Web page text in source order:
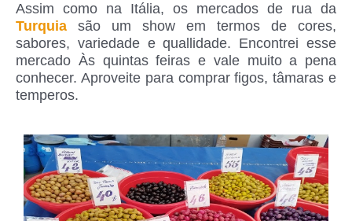
Assim como na Itália, os mercados de rua da
Turquia são um show em termos de cores,
sabores, variedade e quallidade. Encontrei esse
mercado Às quintas feiras e vale muito a pena
conhecer. Aproveite para comprar figos, tâmaras e
temperos.